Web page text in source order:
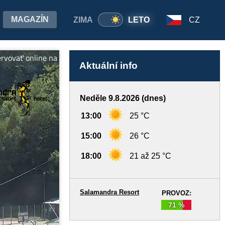
ZIMA LETO
MAGAZÍN CZ
www.salamandra.sk Predpredaj sezónnych skipasov:
Aktuální info
Neděle 9.8.2026 (dnes)
13:00 25 °C
15:00 26 °C
18:00 21 až 25 °C
PROVOZ:
71 %
Salamandra Resort